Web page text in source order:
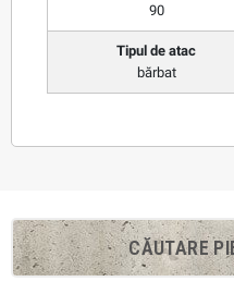
90
Tipul de atac
bărbat
CĂUTARE